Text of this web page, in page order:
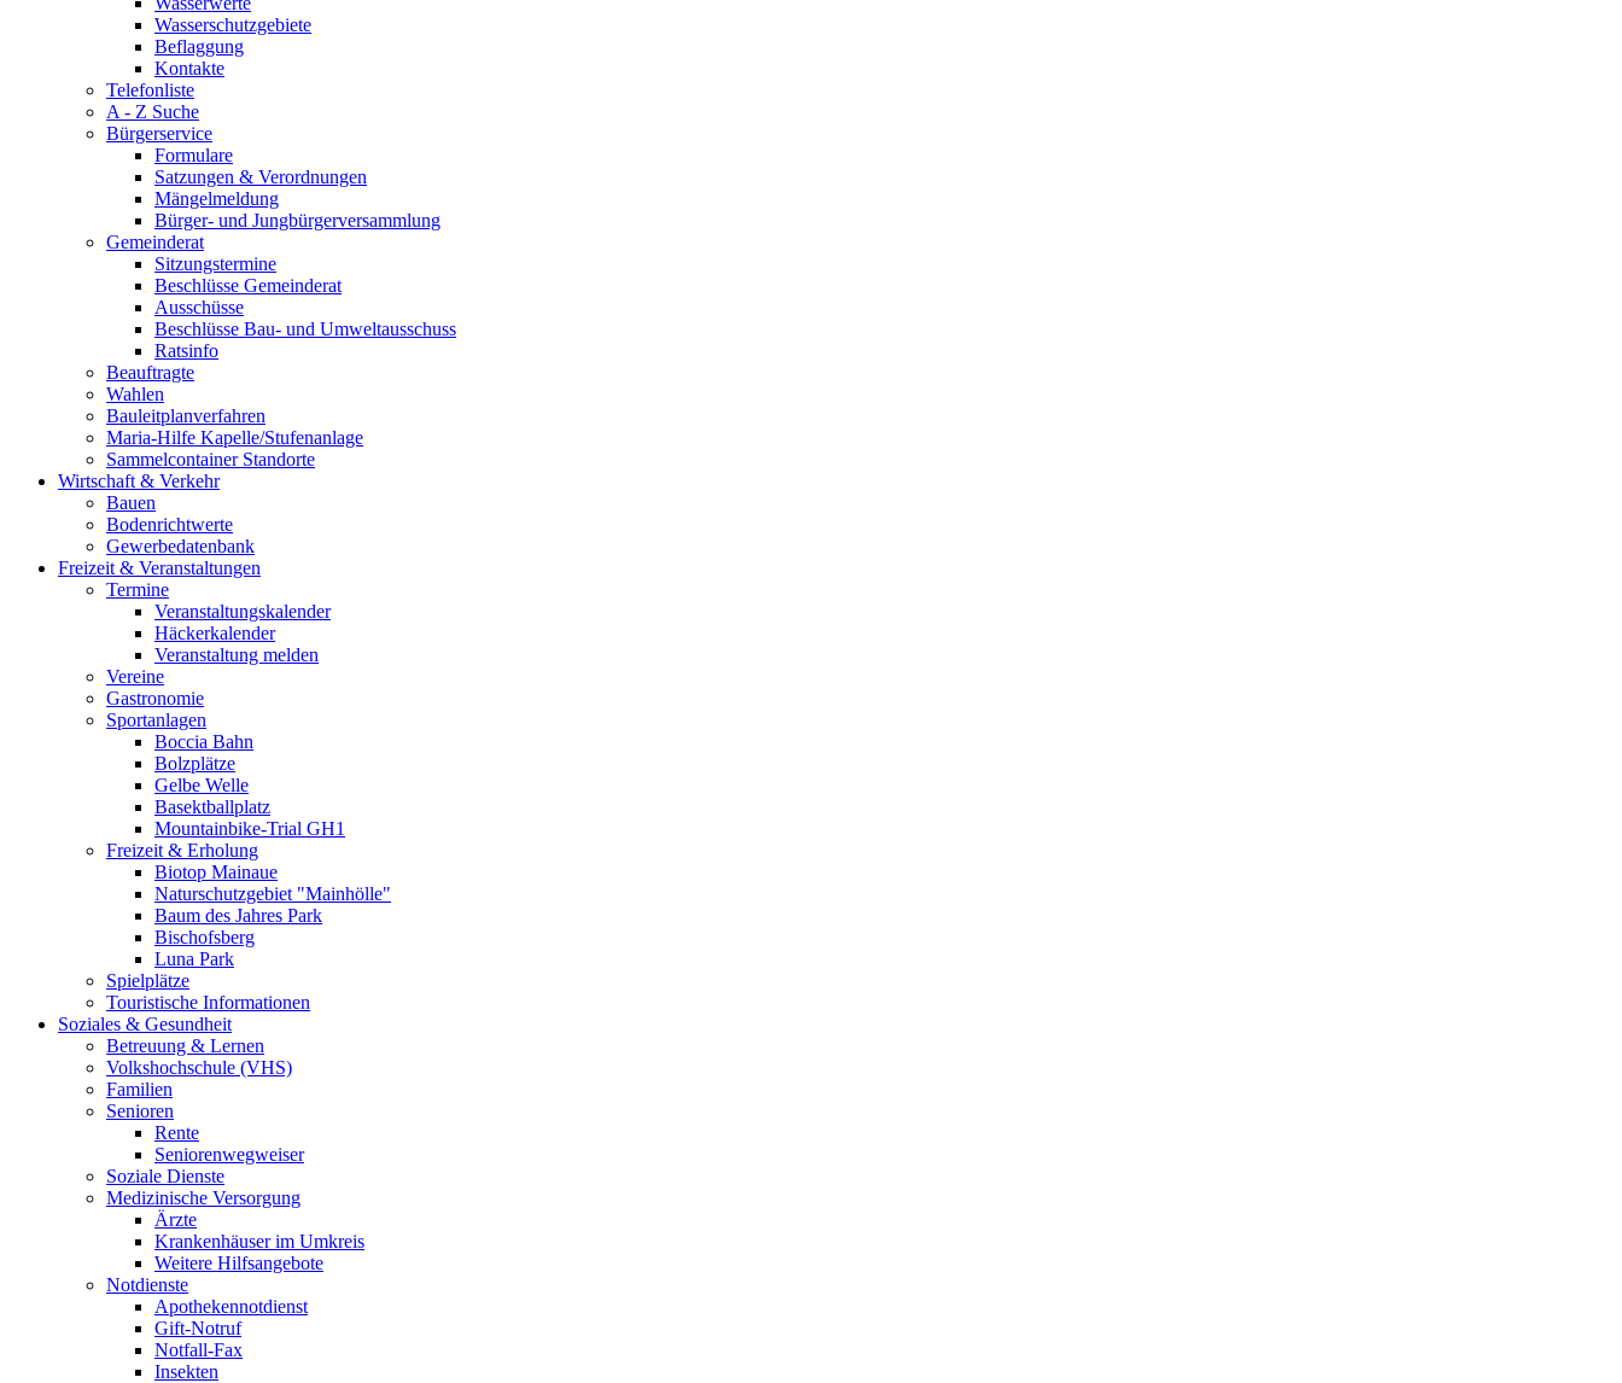
Wasserschutzgebiete
Beflaggung
Kontakte
Telefonliste
A - Z Suche
Bürgerservice
Formulare
Satzungen & Verordnungen
Mängelmeldung
Bürger- und Jungbürgerversammlung
Gemeinderat
Sitzungstermine
Beschlüsse Gemeinderat
Ausschüsse
Beschlüsse Bau- und Umweltausschuss
Ratsinfo
Beauftragte
Wahlen
Bauleitplanverfahren
Maria-Hilfe Kapelle/Stufenanlage
Sammelcontainer Standorte
Wirtschaft & Verkehr
Bauen
Bodenrichtwerte
Gewerbedatenbank
Freizeit & Veranstaltungen
Termine
Veranstaltungskalender
Häckerkalender
Veranstaltung melden
Vereine
Gastronomie
Sportanlagen
Boccia Bahn
Bolzplätze
Gelbe Welle
Basektballplatz
Mountainbike-Trial GH1
Freizeit & Erholung
Biotop Mainaue
Naturschutzgebiet "Mainhölle"
Baum des Jahres Park
Bischofsberg
Luna Park
Spielplätze
Touristische Informationen
Soziales & Gesundheit
Betreuung & Lernen
Volkshochschule (VHS)
Familien
Senioren
Rente
Seniorenwegweiser
Soziale Dienste
Medizinische Versorgung
Ärzte
Krankenhäuser im Umkreis
Weitere Hilfsangebote
Notdienste
Apothekennotdienst
Gift-Notruf
Notfall-Fax
Insekten